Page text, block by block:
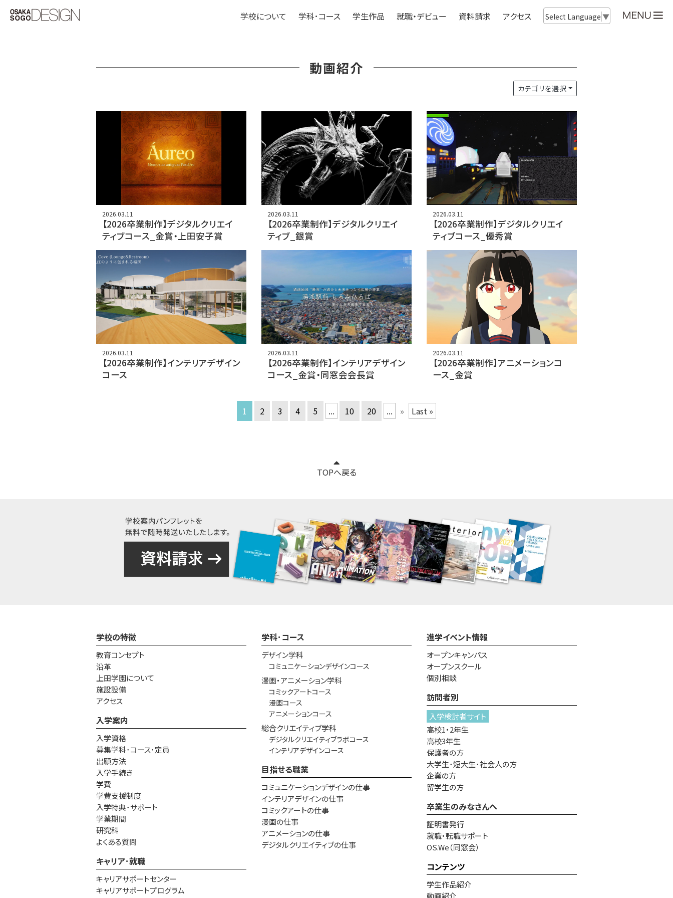
学校について 学科･コース 学生作品 就職・デビュー 資料請求 アクセス Select Language ▼
動画紹介
カテゴリを選択
2026.03.11
【2026卒業制作】デジタルクリエイ
ティブコース_金賞・上田安子賞
2026.03.11
【2026卒業制作】デジタルクリエイ
ティブ_銀賞
2026.03.11
【2026卒業制作】デジタルクリエイ
ティブコース_優秀賞
2026.03.11
【2026卒業制作】インテリアデザイン
コース
2026.03.11
【2026卒業制作】インテリアデザイン
コース_金賞・同窓会会長賞
2026.03.11
【2026卒業制作】アニメーションコ
ース_金賞
1 2 3 4 5 ... 10 20 ... » Last »
TOPへ戻る
学校の特徴
教育コンセプト
沿革
上田学園について
施設設備
アクセス
入学案内
入学資格
募集学科･コース･定員
出願方法
入学手続き
学費
学費支援制度
入学特典･サポート
学業期間
研究科
よくある質問
キャリア･就職
キャリアサポートセンター
キャリアサポートプログラム
学科･コース
デザイン学科
コミュニケーションデザインコース
漫画・アニメーション学科
コミックアートコース
漫画コース
アニメーションコース
総合クリエイティブ学科
デジタルクリエイティブラボコース
インテリアデザインコース
目指せる職業
コミュニケーションデザインの仕事
インテリアデザインの仕事
コミックアートの仕事
漫画の仕事
アニメーションの仕事
デジタルクリエイティブの仕事
進学イベント情報
オープンキャンパス
オープンスクール
個別相談
訪問者別
入学検討者サイト
高校1・2年生
高校3年生
保護者の方
大学生･短大生･社会人の方
企業の方
留学生の方
卒業生のみなさんへ
証明書発行
就職・転職サポート
OS.We（同窓会）
コンテンツ
学生作品紹介